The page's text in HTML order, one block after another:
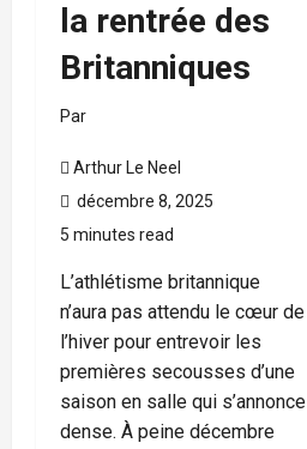
la rentrée des
Britanniques
Par
Arthur Le Neel
décembre 8, 2025
5 minutes read
L’athlétisme britannique
n’aura pas attendu le cœur de
l’hiver pour entrevoir les
premières secousses d’une
saison en salle qui s’annonce
dense. À peine décembre